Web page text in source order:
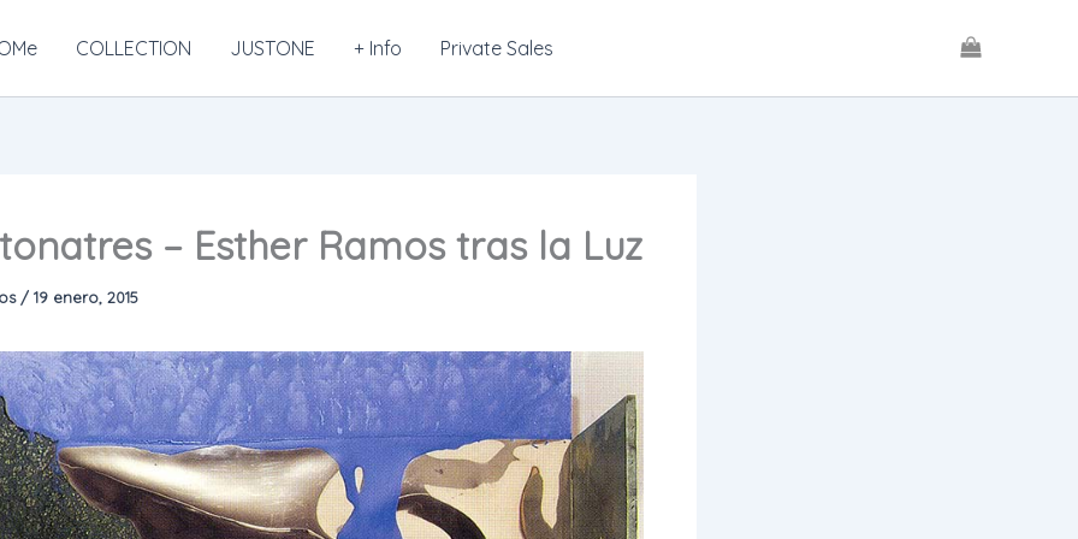
COLLECTION JUSTONE + Info Private Sales
– Esther Ramos tras la Luz
/ 19 enero, 2015